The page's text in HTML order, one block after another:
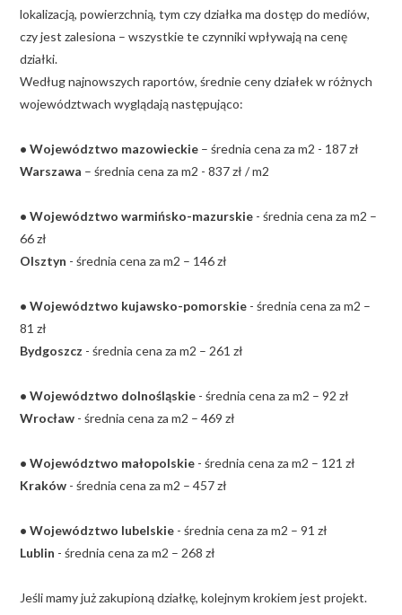
lokalizacją, powierzchnią, tym czy działka ma dostęp do mediów,
czy jest zalesiona – wszystkie te czynniki wpływają na cenę
działki.
Według najnowszych raportów, średnie ceny działek w różnych
województwach wyglądają następująco:
• Województwo mazowieckie – średnia cena za m2 - 187 zł
Warszawa – średnia cena za m2 - 837 zł / m2
• Województwo warmińsko-mazurskie - średnia cena za m2 –
66 zł
Olsztyn - średnia cena za m2 – 146 zł
• Województwo kujawsko-pomorskie - średnia cena za m2 –
81 zł
Bydgoszcz - średnia cena za m2 – 261 zł
• Województwo dolnośląskie - średnia cena za m2 – 92 zł
Wrocław - średnia cena za m2 – 469 zł
• Województwo małopolskie - średnia cena za m2 – 121 zł
Kraków - średnia cena za m2 – 457 zł
• Województwo lubelskie - średnia cena za m2 – 91 zł
Lublin - średnia cena za m2 – 268 zł
Jeśli mamy już zakupioną działkę, kolejnym krokiem jest projekt.